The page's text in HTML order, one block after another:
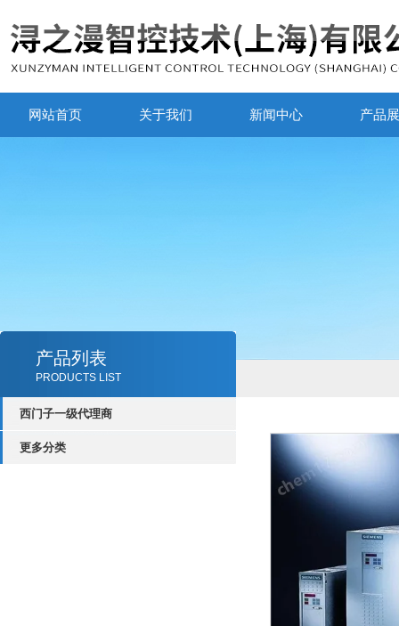
网站首页 关于我们 新闻中心 产品
产品列表
PRODUCTS LIST
西门子一级代理商
更多分类